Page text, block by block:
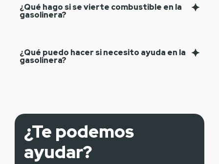
¿Qué hago si se vierte combustible en la
gasolinera?
¿Qué puedo hacer si necesito ayuda en la
gasolinera?
¿Te podemos
ayudar?